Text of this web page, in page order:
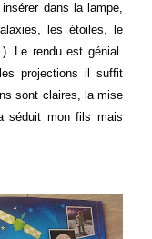
dans la lampe,
les étoiles, le
Le rendu est génial.
projections il suffit
sont claires, la mise
séduit mon fils mais